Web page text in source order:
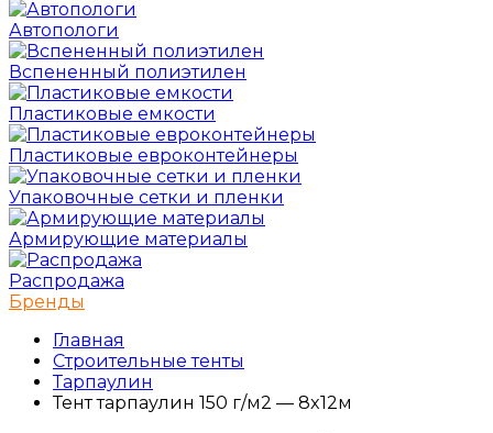
Автопологи
Вспененный полиэтилен
Пластиковые емкости
Пластиковые евроконтейнеры
Упаковочные сетки и пленки
Армирующие материалы
Распродажа
Бренды
Главная
Строительные тенты
Тарпаулин
Тент тарпаулин 150 г/м2 — 8x12м